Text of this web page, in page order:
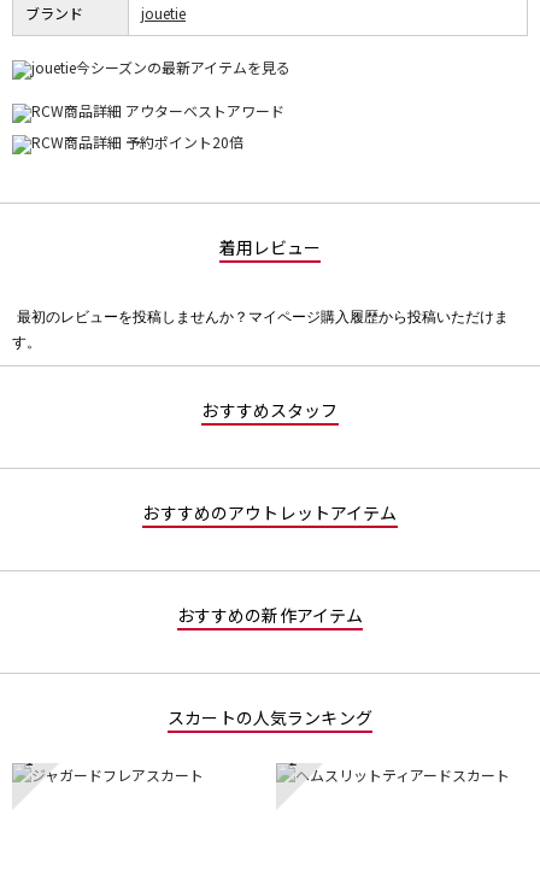
ブランド jouetie
着用レビュー
価
最初のレビューを投稿しませんか？マイページ購入履歴から投稿いただけま
す。
おすすめスタッフ
おすすめのアウトレットアイテム
おすすめの新作アイテム
スカートの人気ランキング
1 2